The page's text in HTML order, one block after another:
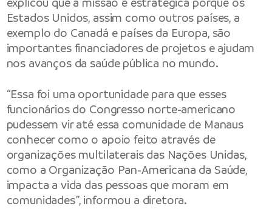
Estados Unidos, assim como outros países, a
exemplo do Canadá e países da Europa, são
importantes financiadores de projetos e ajudam
nos avanços da saúde pública no mundo.
“Essa foi uma oportunidade para que esses
funcionários do Congresso norte-americano
pudessem vir até essa comunidade de Manaus
conhecer como o apoio feito através de
organizações multilaterais das Nações Unidas,
como a Organização Pan-Americana da Saúde,
impacta a vida das pessoas que moram em
comunidades”, informou a diretora.